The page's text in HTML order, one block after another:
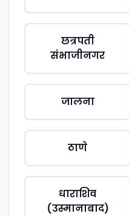
छत्रपती
संभाजीनगर
जालना
ठाणे
धाराशिव
(उस्मानाबाद)